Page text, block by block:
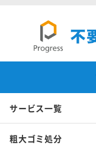
サービス一覧
粗大ゴミ処分